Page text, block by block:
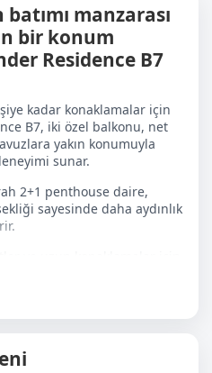
manzarası
bir konum
Residence B7
kadar konaklamalar için
B7, iki özel balkonu, net
yakın konumuyla
sunar.
2+1 penthouse daire,
sayesinde daha aydınlık
yatak ve salonda 2 adet
işlevsel bir konaklama